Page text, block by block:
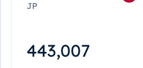
JP
443,008